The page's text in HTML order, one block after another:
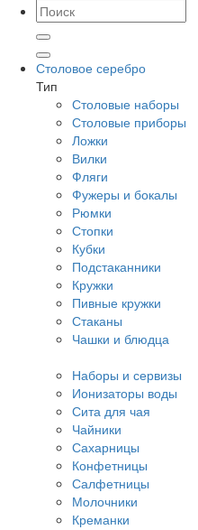
Столовое серебро
Тип
Столовые наборы
Столовые приборы
Ложки
Вилки
Фляги
Фужеры и бокалы
Рюмки
Стопки
Кубки
Подстаканники
Кружки
Пивные кружки
Стаканы
Чашки и блюдца
Наборы и сервизы
Ионизаторы воды
Сита для чая
Чайники
Сахарницы
Конфетницы
Салфетницы
Молочники
Креманки